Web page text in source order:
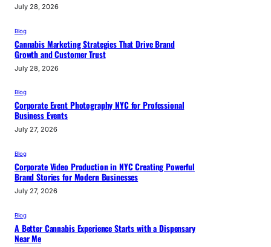
July 28, 2026
Blog
Cannabis Marketing Strategies That Drive Brand
Growth and Customer Trust
July 28, 2026
Blog
Corporate Event Photography NYC for Professional
Business Events
July 27, 2026
Blog
Corporate Video Production in NYC Creating Powerful
Brand Stories for Modern Businesses
July 27, 2026
Blog
A Better Cannabis Experience Starts with a Dispensary
Near Me